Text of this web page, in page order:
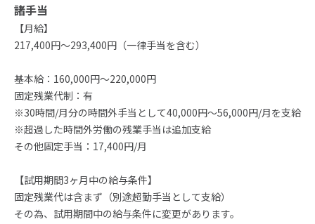
諸手当
【月給】
217,400円～293,400円（一律手当を含む）
基本給：160,000円～220,000円
固定残業代制：有
※30時間/月分の時間外手当として40,000円～56,000円/月を支給
※超過した時間外労働の残業手当は追加支給
その他固定手当：17,400円/月
【試用期間3ヶ月中の給与条件】
固定残業代は含まず（別途超勤手当として支給）
その為、試用期間中の給与条件に変更があります。